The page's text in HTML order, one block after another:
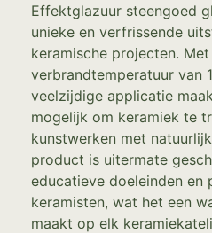
Effektglazuur steengoed
unieke en verfrissende
keramische projecten. Met
verbrandtemperatuur van
veelzijdige applicatie
mogelijk om keramiek te
kunstwerken met
product is uitermate
educatieve doeleinden en
keramisten, wat het een
maakt op elk